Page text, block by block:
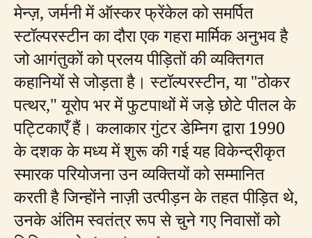
मेन्ज़, जर्मनी में ऑस्कर फ्रेंकेल को समर्पित
स्टॉल्परस्टीन का दौरा एक गहरा मार्मिक अनुभव है
जो आगंतुकों को प्रलय पीड़ितों की व्यक्तिगत
कहानियों से जोड़ता है। स्टॉल्परस्टीन, या "ठोकर
पत्थर," यूरोप भर में फुटपाथों में जड़े छोटे पीतल के
पट्टिकाएँ हैं। कलाकार गुंटर डेम्निग द्वारा 1990
के दशक के मध्य में शुरू की गई यह विकेन्द्रीकृत
स्मारक परियोजना उन व्यक्तियों को सम्मानित
करती है जिन्होंने नाज़ी उत्पीड़न के तहत पीड़ित थे,
उनके अंतिम स्वतंत्र रूप से चुने गए निवासों को